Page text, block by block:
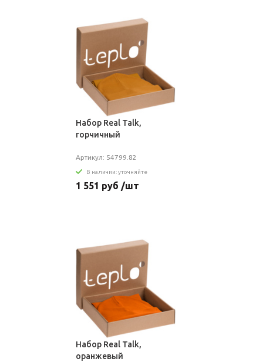
Набор Real Talk,
горчичный
Артикул: 54799.82
В наличии: уточняйте
1 551 руб /шт
Набор Real Talk,
оранжевый